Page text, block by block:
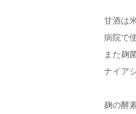
甘酒は
病院で
また麹
ナイア
麹の酵